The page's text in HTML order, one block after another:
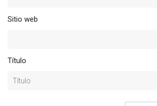
Sitio web
Título